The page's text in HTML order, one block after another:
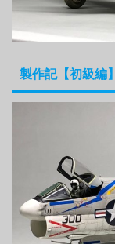
製作記【初級編】